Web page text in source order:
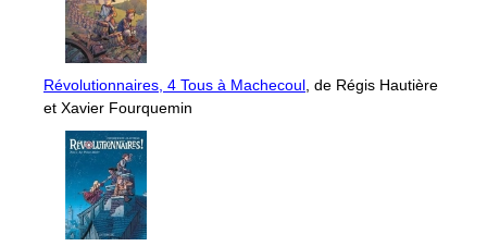
Révolutionnaires, 4 Tous à Machecoul , de Régis Hautière
et Xavier Fourquemin